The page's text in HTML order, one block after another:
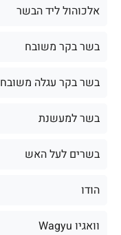
אלכוהול ליד הבשר
בשר בקר משובח
בשר בקר עגלה משובח
בשר למעשנת
בשרים לעל האש
הודו
וואגיו Wagyu